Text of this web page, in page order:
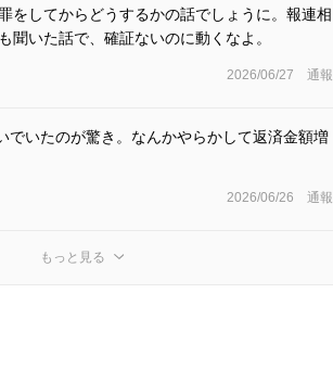
をしてからどうするかの話でしょうに。報連相
聞いた話で、確証ないのに動くなよ。
2026/06/27 通報
でいたのが驚き。なんかやらかして返済金額増
2026/06/26 通報
もっと見る